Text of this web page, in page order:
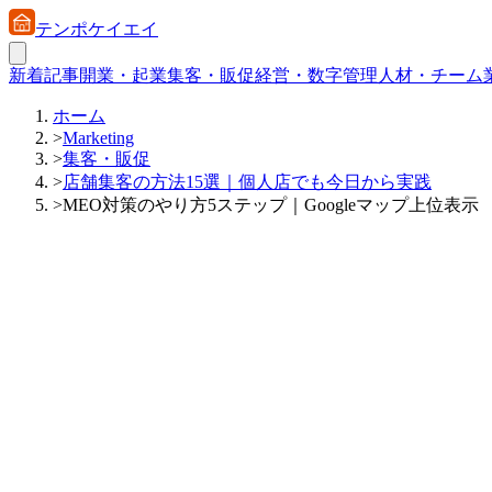
テンポケイエイ
新着記事開業・起業集客・販促経営・数字管理 人材・チーム
ホーム
>Marketing
>集客・販促
>店舗集客の方法15選｜個人店でも今日から実践
>MEO対策のやり方5ステップ｜Googleマップ上位表示